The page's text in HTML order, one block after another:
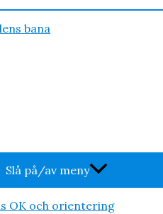
bana
Slå på/av meny
OK och orientering